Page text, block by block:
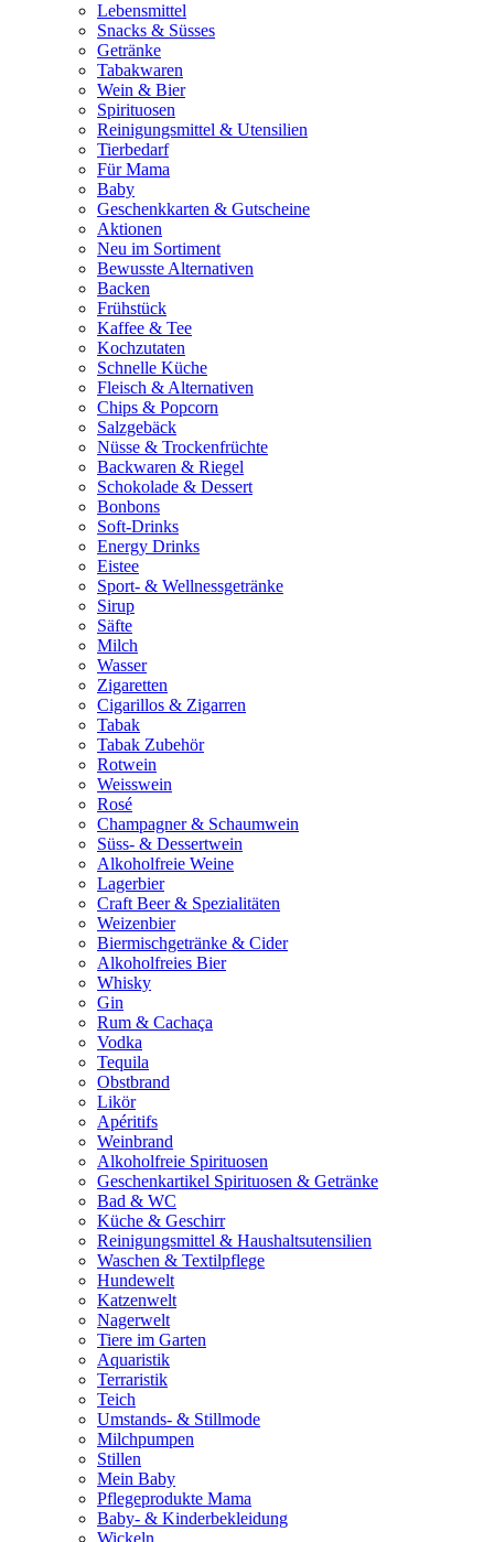
Lebensmittel
Snacks & Süsses
Getränke
Tabakwaren
Wein & Bier
Spirituosen
Reinigungsmittel & Utensilien
Tierbedarf
Für Mama
Baby
Geschenkkarten & Gutscheine
Aktionen
Neu im Sortiment
Bewusste Alternativen
Backen
Frühstück
Kaffee & Tee
Kochzutaten
Schnelle Küche
Fleisch & Alternativen
Chips & Popcorn
Salzgebäck
Nüsse & Trockenfrüchte
Backwaren & Riegel
Schokolade & Dessert
Bonbons
Soft-Drinks
Energy Drinks
Eistee
Sport- & Wellnessgetränke
Sirup
Säfte
Milch
Wasser
Zigaretten
Cigarillos & Zigarren
Tabak
Tabak Zubehör
Rotwein
Weisswein
Rosé
Champagner & Schaumwein
Süss- & Dessertwein
Alkoholfreie Weine
Lagerbier
Craft Beer & Spezialitäten
Weizenbier
Biermischgetränke & Cider
Alkoholfreies Bier
Whisky
Gin
Rum & Cachaça
Vodka
Tequila
Obstbrand
Likör
Apéritifs
Weinbrand
Alkoholfreie Spirituosen
Geschenkartikel Spirituosen & Getränke
Bad & WC
Küche & Geschirr
Reinigungsmittel & Haushaltsutensilien
Waschen & Textilpflege
Hundewelt
Katzenwelt
Nagerwelt
Tiere im Garten
Aquaristik
Terraristik
Teich
Umstands- & Stillmode
Milchpumpen
Stillen
Mein Baby
Pflegeprodukte Mama
Baby- & Kinderbekleidung
Wickeln